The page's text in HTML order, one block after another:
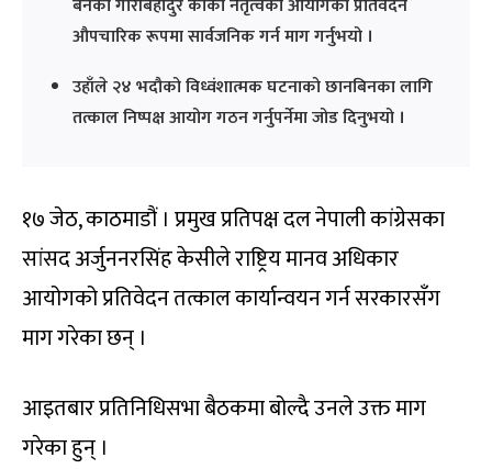
औपचारिक रूपमा सार्वजनिक गर्न माग गर्नुभयो ।
उहाँले २४ भदौको विध्वंशात्मक घटनाको छानबिनका लागि
तत्काल निष्पक्ष आयोग गठन गर्नुपर्नेमा जोड दिनुभयो ।
१७ जेठ, काठमाडौं । प्रमुख प्रतिपक्ष दल नेपाली कांग्रेसका
सांसद अर्जुननरसिंह केसीले राष्ट्रिय मानव अधिकार
आयोगको प्रतिवेदन तत्काल कार्यान्वयन गर्न सरकारसँग
माग गरेका छन् ।
आइतबार प्रतिनिधिसभा बैठकमा बोल्दै उनले उक्त माग
गरेका हुन् ।